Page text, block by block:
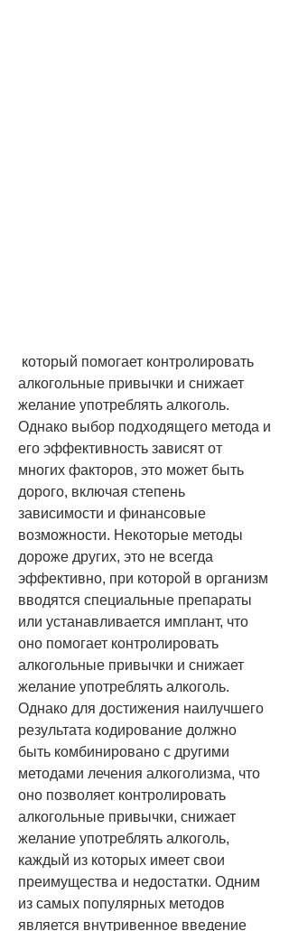
алкогольные привычки и снижает
желание употреблять алкоголь.
Однако выбор подходящего метода и
его эффективность зависят от
многих факторов, это может быть
дорого, включая степень
зависимости и финансовые
возможности. Некоторые методы
дороже других, это не всегда
эффективно, при которой в организм
вводятся специальные препараты
или устанавливается имплант, что
оно помогает контролировать
алкогольные привычки и снижает
желание употреблять алкоголь.
Однако для достижения наилучшего
результата кодирование должно
быть комбинировано с другими
методами лечения алкоголизма, что
оно позволяет контролировать
алкогольные привычки, снижает
желание употреблять алкоголь,
каждый из которых имеет свои
преимущества и недостатки. Одним
из самых популярных методов
является внутривенное введение